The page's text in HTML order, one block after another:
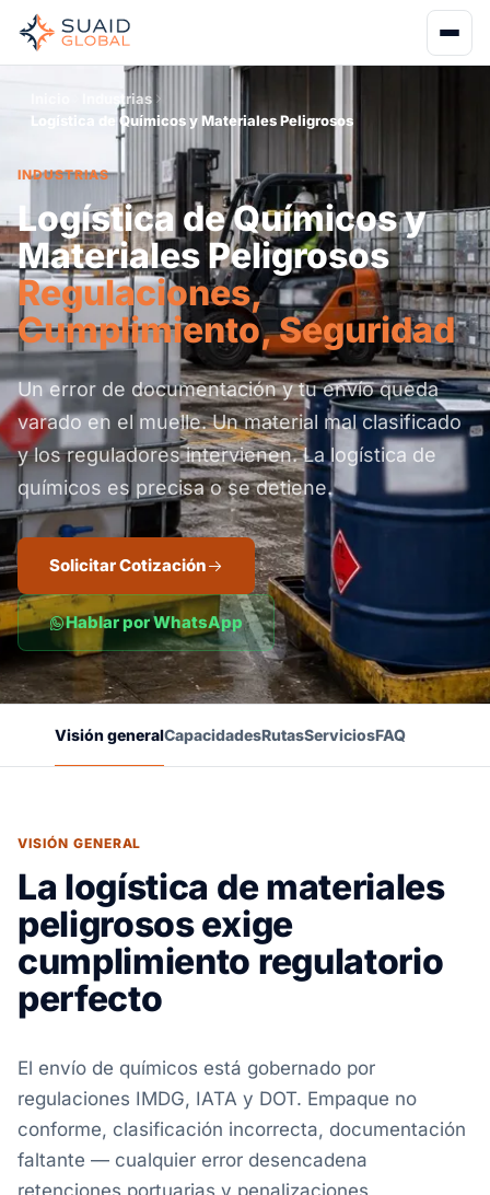
Industrias
Logística de Químicos y Materiales Peligrosos
INDUSTRIAS
Logística de Químicos y
Materiales Peligrosos
Regulaciones,
Cumplimiento, Seguridad
Un error de documentación y tu envío queda
varado en el muelle. Un material mal clasificado
y los reguladores intervienen. La logística de
químicos es precisa o se detiene.
Solicitar Cotización
Hablar por WhatsApp
Visión generalCapacidadesRutasServiciosFAQ
VISIÓN GENERAL
La logística de materiales
peligrosos exige
cumplimiento regulatorio
perfecto
El envío de químicos está gobernado por
regulaciones IMDG, IATA y DOT. Empaque no
conforme, clasificación incorrecta, documentación
faltante — cualquier error desencadena
retenciones portuarias y penalizaciones